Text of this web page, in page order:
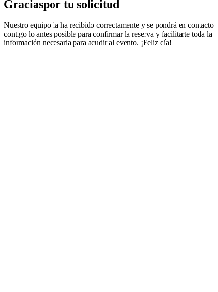
Graciaspor tu solicitud
Nuestro equipo la ha recibido correctamente y se pondrá en contacto
contigo lo antes posible para confirmar la reserva y facilitarte toda la
información necesaria para acudir al evento. ¡Feliz día!